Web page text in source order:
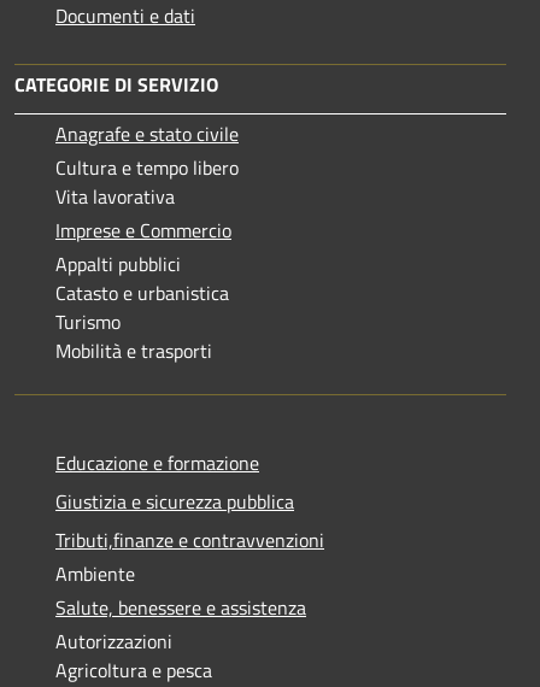
Documenti e dati
CATEGORIE DI SERVIZIO
Anagrafe e stato civile
Cultura e tempo libero
Vita lavorativa
Imprese e Commercio
Appalti pubblici
Catasto e urbanistica
Turismo
Mobilità e trasporti
Educazione e formazione
Giustizia e sicurezza pubblica
Tributi,finanze e contravvenzioni
Ambiente
Salute, benessere e assistenza
Autorizzazioni
Agricoltura e pesca